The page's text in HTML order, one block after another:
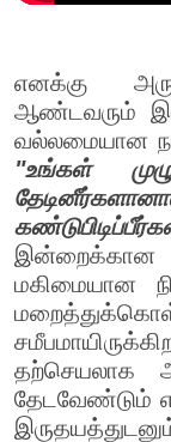
எனக்கு
ஆண்டவரும்
வல்லமையான
"உங்கள்
இன்றைக்கான
மகிமையான
தற்செயலாக
தேடவேண்டும்